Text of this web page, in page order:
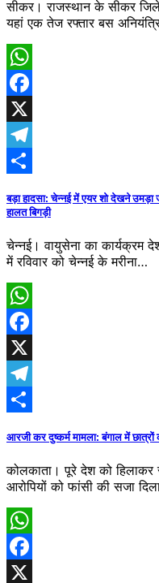
सीकर। राजस्थान के सीकर
यहां एक तेज रफ्तार बस
WhatsApp
Facebook
X
Telegram
बड़ा हादसा: चेन्नई में एयर शो देखने
हालत बिगड़ी
चेन्नई। वायुसेना का कार्यक्रम
में रविवार को चेन्नई के मरीना…
WhatsApp
Facebook
X
Telegram
आरजी कर दुष्कर्म मामला: बंगाल में
कोलकाता। पूरे देश को
आरोपियों को फांसी की सजा
WhatsApp
Facebook